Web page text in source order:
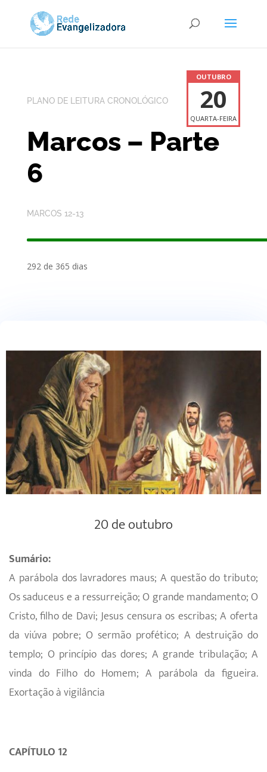
PLANO DE LEITURA CRONOLÓGICO
OUTUBRO
20
QUARTA-FEIRA
Marcos – Parte
6
MARCOS 12-13
292 de 365 dias
20 de outubro
Sumário:
A parábola dos lavradores maus; A questão do tributo;
Os saduceus e a ressurreição; O grande mandamento; O
Cristo, filho de Davi; Jesus censura os escribas; A oferta
da viúva pobre; O sermão profético; A destruição do
templo; O princípio das dores; A grande tribulação; A
vinda do Filho do Homem; A parábola da figueira.
Exortação à vigilância
CAPÍTULO 12